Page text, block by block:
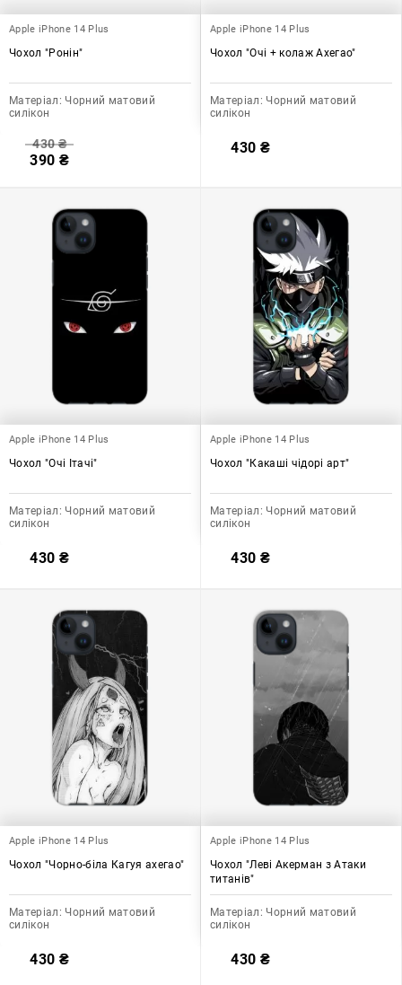
Apple iPhone 14 Plus
Чохол "Ронін"
Матеріал: Чорний матовий
силікон
430₴
390 ₴
Apple iPhone 14 Plus
Чохол "Очі + колаж Ахегао"
Матеріал: Чорний матовий
силікон
430 ₴
Apple iPhone 14 Plus
Чохол "Очі Ітачі"
Матеріал: Чорний матовий
силікон
430 ₴
Apple iPhone 14 Plus
Чохол "Какаші чідорі арт"
Матеріал: Чорний матовий
силікон
430 ₴
Apple iPhone 14 Plus
Чохол "Чорно-біла Кагуя ахегао"
Матеріал: Чорний матовий
силікон
430 ₴
Apple iPhone 14 Plus
Чохол "Леві Акерман з Атаки
титанів"
Матеріал: Чорний матовий
силікон
430 ₴